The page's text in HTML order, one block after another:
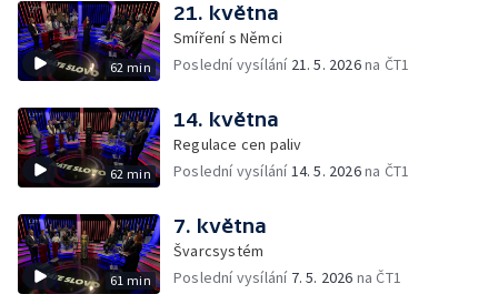
62 min
21. května
Smíření s Němci
Poslední vysílání 21. 5. 2026na ČT1
62 min
14. května
Regulace cen paliv
Poslední vysílání14. 5. 2026na ČT1
61 min
7. května
Švarcsystém
Poslední vysílání 7. 5. 2026 na ČT1